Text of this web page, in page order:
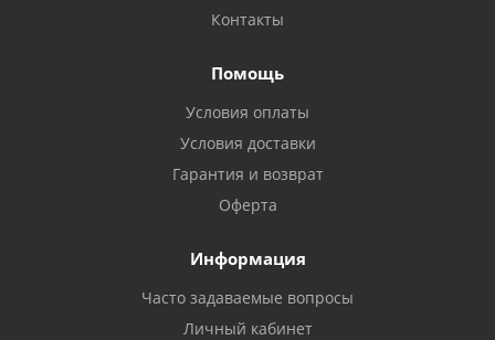
Контакты
Помощь
Условия оплаты
Условия доставки
Гарантия и возврат
Оферта
Информация
Часто задаваемые вопросы
Личный кабинет